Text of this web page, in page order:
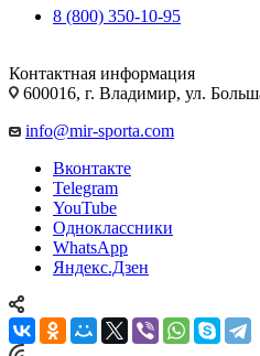
8 (800) 350-10-95
Контактная информация
600016, г. Владимир, ул.
info@mir-sporta.com
Вконтакте
Telegram
YouTube
Одноклассники
WhatsApp
Яндекс.Дзен